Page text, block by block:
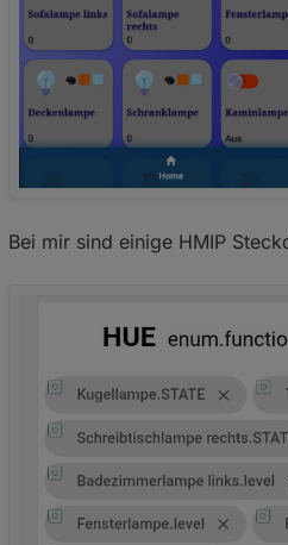
Bei mir sind einige HMIP